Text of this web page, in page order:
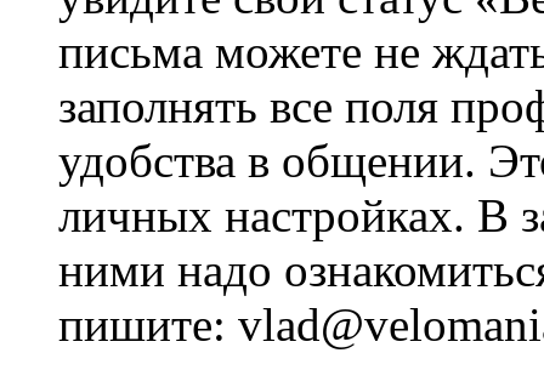
письма можете не
заполнять все поля
удобства в общении.
личных настройках. В
ними надо
пишите: